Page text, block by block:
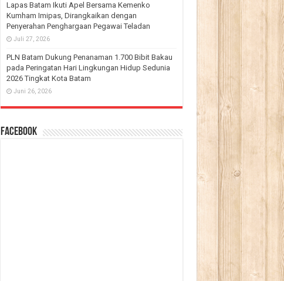
Lapas Batam Ikuti Apel Bersama Kemenko
Kumham Imipas, Dirangkaikan dengan
Penyerahan Penghargaan Pegawai Teladan
Juli 27, 2026
PLN Batam Dukung Penanaman 1.700 Bibit Bakau
pada Peringatan Hari Lingkungan Hidup Sedunia
2026 Tingkat Kota Batam
Juni 26, 2026
Facebook